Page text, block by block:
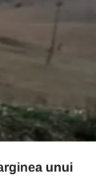
unui